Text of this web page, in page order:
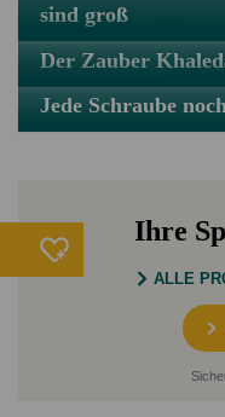
sind groß
Der Zauber
Jede Schraube
Ihre
ALLE